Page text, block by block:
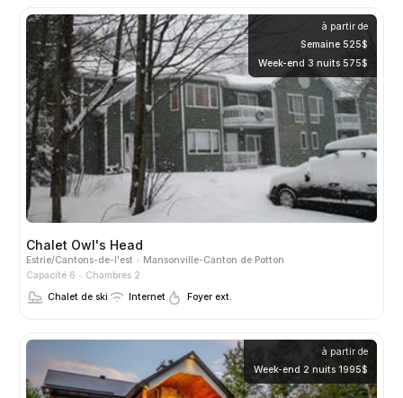
à partir de
Semaine 525$
Week-end 3 nuits 575$
Chalet Owl's Head
Estrie/Cantons-de-l'est
Mansonville-Canton de Potton
Capacité 6
Chambres 2
Chalet de ski
Internet Foyer ext.
à partir de
Week-end 2 nuits 1995$